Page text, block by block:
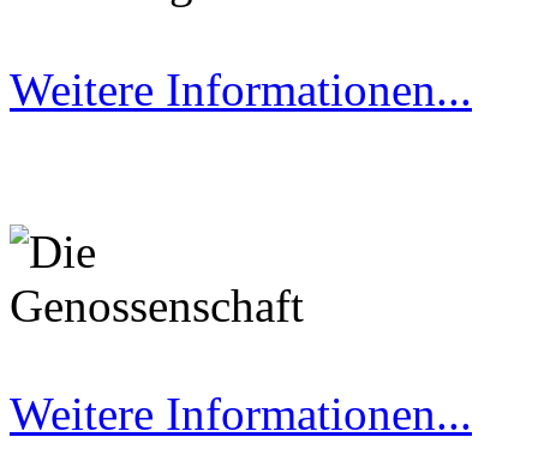
Weitere Informationen...
Weitere Informationen...